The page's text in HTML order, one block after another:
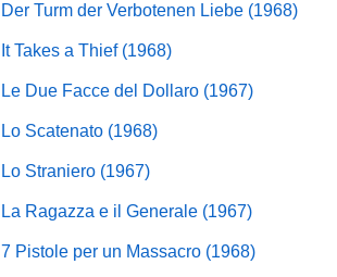
Der Turm der Verbotenen Liebe (1968)
It Takes a Thief (1968)
Le Due Facce del Dollaro (1967)
Lo Scatenato (1968)
Lo Straniero (1967)
La Ragazza e il Generale (1967)
7 Pistole per un Massacro (1968)